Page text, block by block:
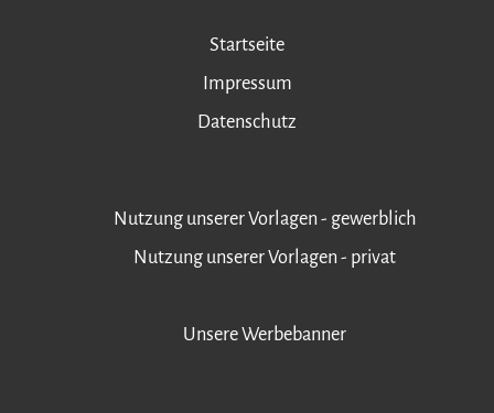
Startseite
Impressum
Datenschutz
Nutzung unserer Vorlagen - gewerblich
Nutzung unserer Vorlagen - privat
Unsere Werbebanner